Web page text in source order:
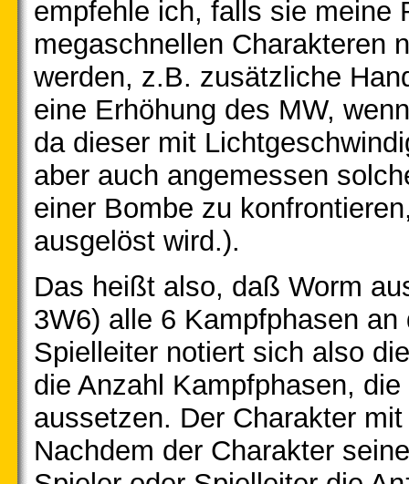
empfehle ich, falls sie meine
megaschnellen Charakteren
werden, z.B. zusätzliche
eine Erhöhung des MW,
da dieser mit
aber auch angemessen
einer Bombe zu
ausgelöst wird.).
Das heißt also, daß Worm
3W6) alle 6 Kampfphasen
Spielleiter notiert sich also
die Anzahl Kampfphasen,
aussetzen. Der Charakter
Nachdem der Charakter